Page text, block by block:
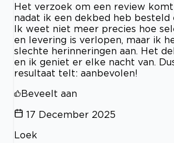
Het verzoek om een review
nadat ik een dekbed heb besteld
Ik weet niet meer precies hoe
en levering is verlopen, maar ik
slechte herinneringen aan. Het
en ik geniet er elke nacht van.
resultaat telt: aanbevolen!
Beveelt aan
17 December 2025
Loek